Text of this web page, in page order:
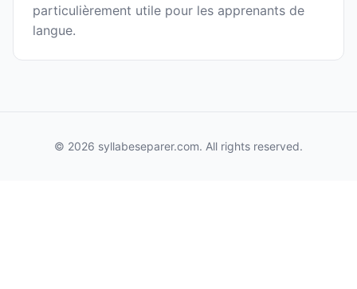
particulièrement utile pour les apprenants de
langue.
© 2026 syllabeseparer.com. All rights reserved.